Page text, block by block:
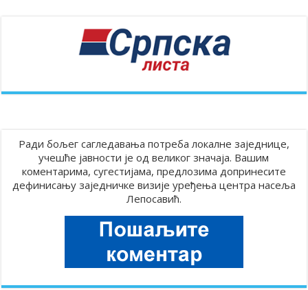
Ради бољег сагледавања потреба локалне заједнице,
учешће јавности је од великог значаја. Вашим
коментарима, сугестијама, предлозима допринесите
дефинисању заједничке визије уређења центра насеља
Лепосавић.